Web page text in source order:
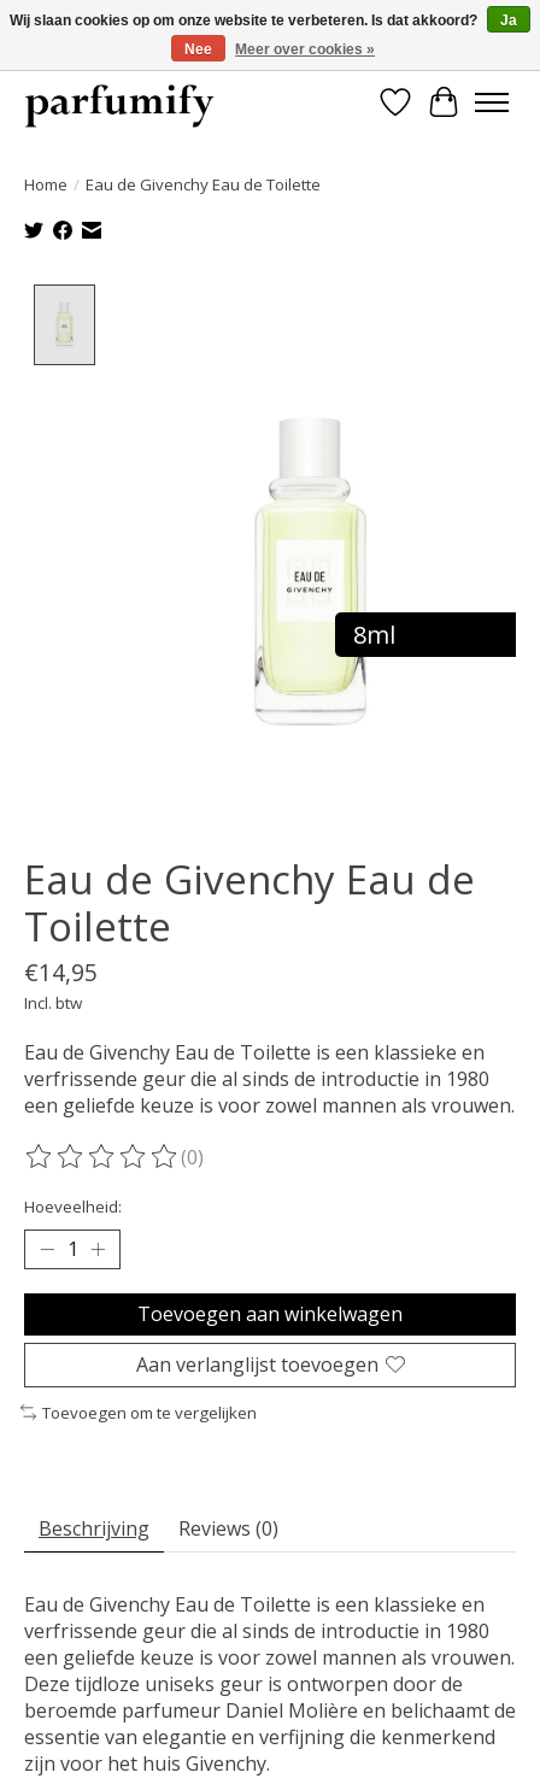
750+ Geuren | Gratis verzending | Maandelijks opzegbaar
Verlanglijst
Home / Eau de Givenchy Eau de Toilette
8ml
Eau de Givenchy Eau de
Toilette
€14,95
Incl. btw
Eau de Givenchy Eau de Toilette is een klassieke en
verfrissende geur die al sinds de introductie in 1980
een geliefde keuze is voor zowel mannen als vrouwen.
De beoordeling van dit product is
(0)
Hoeveelheid:
Toevoegen aan winkelwagen
Aan verlanglijst toevoegen
Toevoegen om te vergelijken
Beschrijving Reviews (0)
Eau de Givenchy Eau de Toilette is een klassieke en
verfrissende geur die al sinds de introductie in 1980
een geliefde keuze is voor zowel mannen als vrouwen.
Deze tijdloze uniseks geur is ontworpen door de
beroemde parfumeur Daniel Molière en belichaamt de
essentie van elegantie en verfijning die kenmerkend
zijn voor het huis Givenchy.
Wij slaan cookies op om onze website te verbeteren. Is dat akkoord?
Ja
Nee
Meer over cookies »